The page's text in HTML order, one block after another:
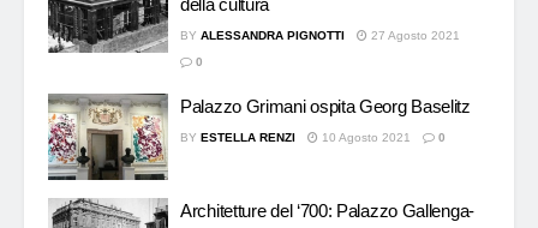
della cultura
BY ALESSANDRA PIGNOTTI
27 Agosto 2021
0
Palazzo Grimani ospita Georg Baselitz
BY ESTELLA RENZI 10 Agosto 2021 0
Architetture del ‘700: Palazzo Gallenga-